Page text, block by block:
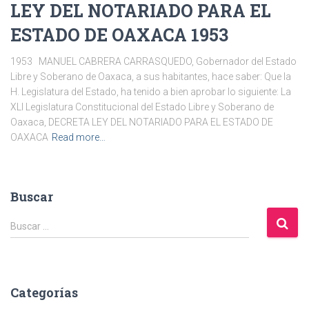
LEY DEL NOTARIADO PARA EL
ESTADO DE OAXACA 1953
1953 MANUEL CABRERA CARRASQUEDO, Gobernador del Estado
Libre y Soberano de Oaxaca, a sus habitantes, hace saber: Que la
H. Legislatura del Estado, ha tenido a bien aprobar lo siguiente: La
XLI Legislatura Constitucional del Estado Libre y Soberano de
Oaxaca, DECRETA LEY DEL NOTARIADO PARA EL ESTADO DE
OAXACA Read more…
Buscar
B
u
r
Buscar …
Categorías